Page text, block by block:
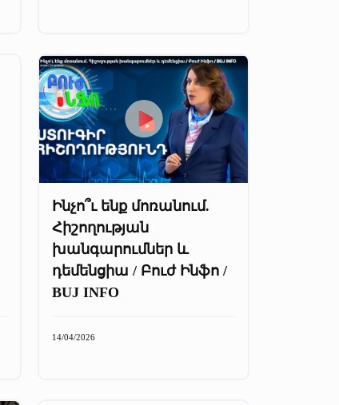
Ինչո՞ւ ենք մոռանում.
Հիշողության
խանգարումներ և
դեմենցիա / Բուժ Ինֆո /
BUJ INFO
14/04/2026